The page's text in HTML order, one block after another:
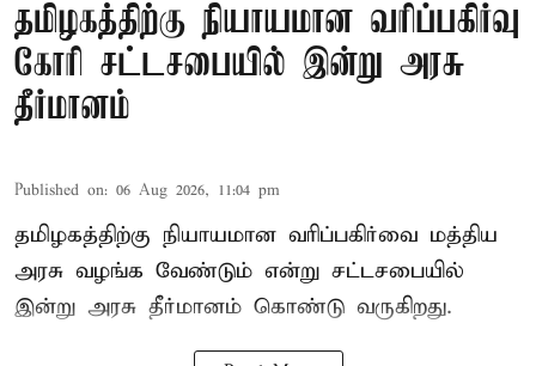
தமிழகத்திற்கு நியாயமான வரிப்பகிர்வு
கோரி சட்டசபையில் இன்று அரசு
தீர்மானம்
Published on: 06 Aug 2026, 11:04 pm
தமிழகத்திற்கு நியாயமான வரிப்பகிர்வை மத்திய
அரசு வழங்க வேண்டும் என்று சட்டசபையில்
இன்று அரசு தீர்மானம் கொண்டு வருகிறது.